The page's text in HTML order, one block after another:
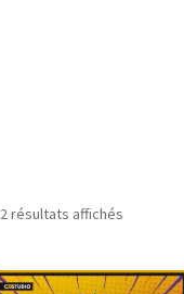
2 résultats affichés
récent